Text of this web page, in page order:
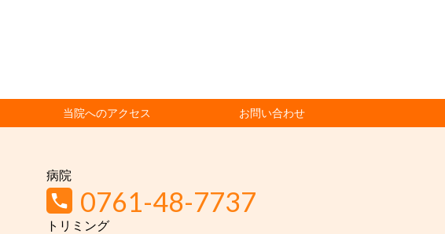
当院へのアクセス お問い合わせ
病院
0761-48-7737
トリミング